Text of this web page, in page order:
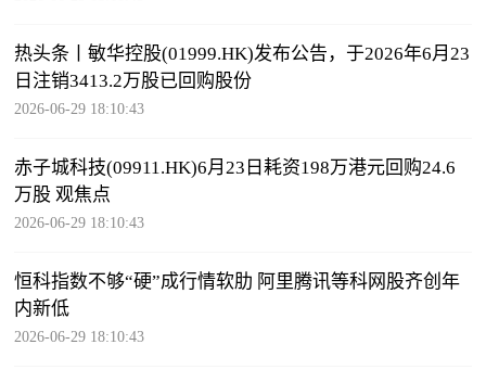
热头条丨敏华控股(01999.HK)发布公告，于2026年6月23
日注销3413.2万股已回购股份
2026-06-29 18:10:43
赤子城科技(09911.HK)6月23日耗资198万港元回购24.6
万股 观焦点
2026-06-29 18:10:43
恒科指数不够“硬”成行情软肋 阿里腾讯等科网股齐创年
内新低
2026-06-29 18:10:43